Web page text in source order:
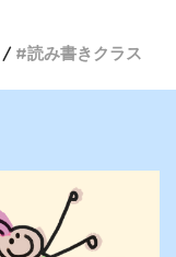
読み書きクラス